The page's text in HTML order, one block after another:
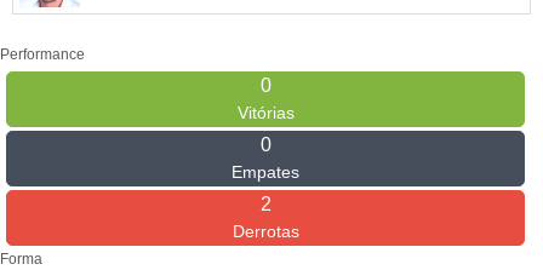
Performance
0
Vitórias
0
Empates
2
Derrotas
Forma